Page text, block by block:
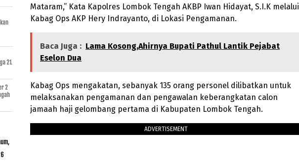
Mataram,” Kata Kapolres Lombok Tengah AKBP Iwan Hidayat, S.I.K melalui
Kabag Ops AKP Hery Indrayanto, di Lokasi Pengamanan.
Baca Juga : Lama Kosong,Ahirnya Bupati Pathul Lantik Pejabat
Eselon Dua
Kabag Ops mengakatan, sebanyak 135 orang personel dilibatkan untuk
melaksanakan pengamanan dan pengawalan keberangkatan calon
jamaah haji gelombang pertama di Kabupaten Lombok Tengah.
ADVERTISEMENT
21
2